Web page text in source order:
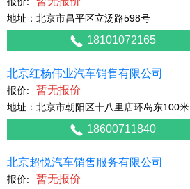
地址：北京市昌平区立汤路598号
18101072165
北京红杨伟业汽车销售有限公司
报价: 暂无报价
地址：北京市朝阳区十八里店环岛东100米
18600711840
北京超悦汽车销售服务有限公司
报价: 暂无报价